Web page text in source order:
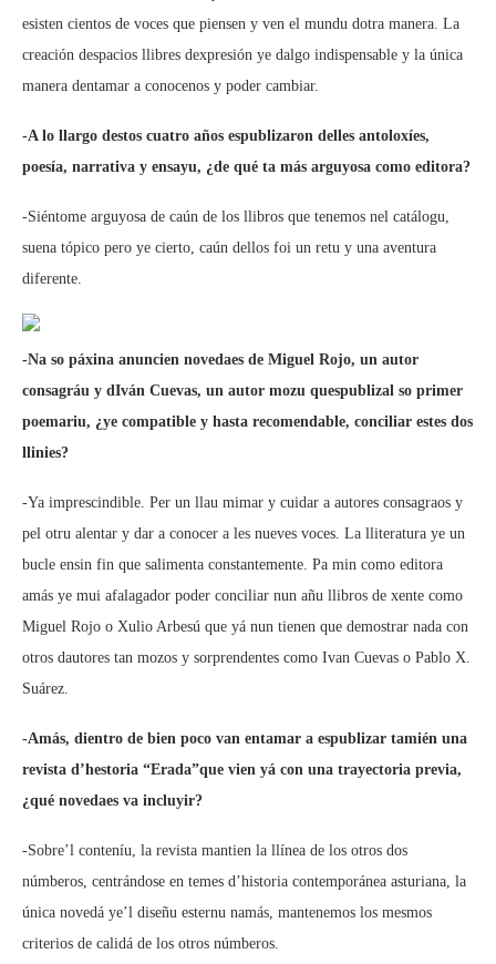
esisten cientos de voces que piensen y ven el mundu dotra manera. La
creación despacios llibres dexpresión ye dalgo indispensable y la única
manera dentamar a conocenos y poder cambiar.
-A lo llargo destos cuatro años espublizaron delles antoloxíes,
poesía, narrativa y ensayu, ¿de qué ta más arguyosa como editora?
-Siéntome arguyosa de caún de los llibros que tenemos nel catálogu,
suena tópico pero ye cierto, caún dellos foi un retu y una aventura
diferente.
-Na so páxina anuncien novedaes de Miguel Rojo, un autor
consagráu y dIván Cuevas, un autor mozu quespublizal so primer
poemariu, ¿ye compatible y hasta recomendable, conciliar estes dos
llinies?
-Ya imprescindible. Per un llau mimar y cuidar a autores consagraos y
pel otru alentar y dar a conocer a les nueves voces. La lliteratura ye un
bucle ensin fin que salimenta constantemente. Pa min como editora
amás ye mui afalagador poder conciliar nun añu llibros de xente como
Miguel Rojo o Xulio Arbesú que yá nun tienen que demostrar nada con
otros dautores tan mozos y sorprendentes como Ivan Cuevas o Pablo X.
Suárez.
-Amás, dientro de bien poco van entamar a espublizar tamién una
revista d’hestoria “Erada”que vien yá con una trayectoria previa,
¿qué novedaes va incluyir?
-Sobre’l conteníu, la revista mantien la llínea de los otros dos
númberos, centrándose en temes d’historia contemporánea asturiana, la
única novedá ye’l diseñu esternu namás, mantenemos los mesmos
criterios de calidá de los otros númberos.